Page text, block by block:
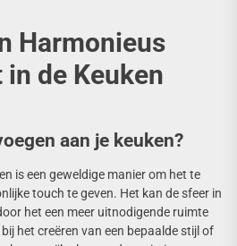
Harmonieus
de Keuken
aan je keuken?
is een geweldige manier om het te
touch te geven. Het kan de sfeer in
het een meer uitnodigende ruimte
het creëren van een bepaalde stijl of